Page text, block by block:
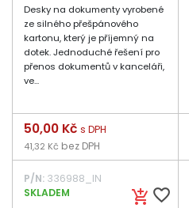
Desky na dokumenty vyrobené
ze silného přešpánového
kartonu, který je příjemný na
dotek. Jednoduché řešení pro
přenos dokumentů v kanceláři,
ve...
add_shopping_cart favorite_border
Cena
50,00 Kč s DPH
41,32 Kč bez DPH
P/N: 336988_IN
SKLADEM